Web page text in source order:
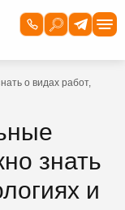
о видах работ,
знать
и